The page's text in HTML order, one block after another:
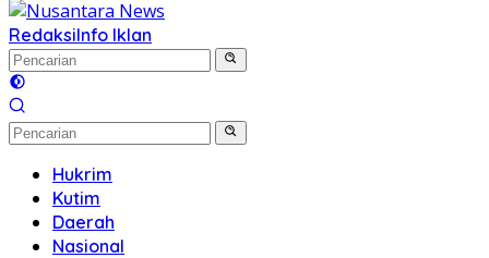
RedaksiInfo Iklan
Hukrim
Kutim
Daerah
Nasional